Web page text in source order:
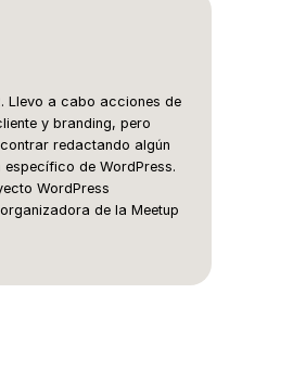
Llevo a cabo acciones de
y branding, pero
redactando algún
de WordPress.
WordPress
de la Meetup